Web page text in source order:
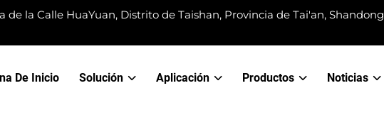
la Calle HuaYuan, Distrito de Taishan, Provincia de Tai'an, Shandong
De Inicio Solución Aplicación Productos Noticias